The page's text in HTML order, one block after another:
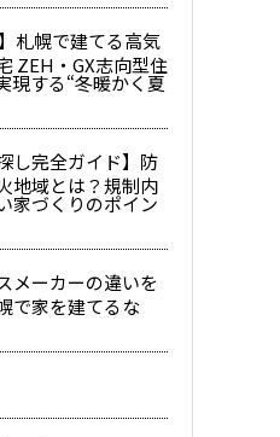
札幌で建てる高気
ZEH・GX志向型住
現する“冬暖かく夏
し完全ガイド】防
地域とは？規制内
家づくりのポイン
メーカーの違いを
で家を建てるな